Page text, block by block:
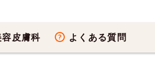
皮膚科 よくある質問